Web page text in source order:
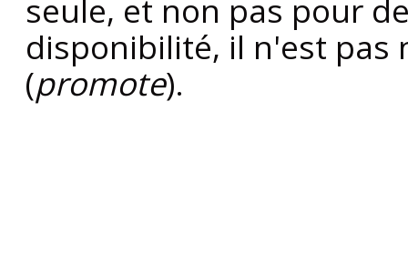
seule, et non pas pour
disponibilité, il n'est pas
(promote).